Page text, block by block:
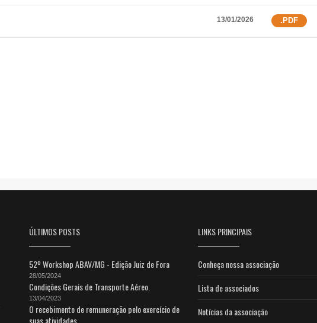
13/01/2026 .PDF
ÚLTIMOS POSTS
52º Workshop ABAV/MG - Edição Juiz de Fora
28/05/2024
Condições Gerais de Transporte Aéreo.
13/04/2023
O recebimento de remuneração pelo exercício de
suas atividades
LINKS PRINCIPAIS
Conheça nossa associação
Lista de associados
Notícias da associação